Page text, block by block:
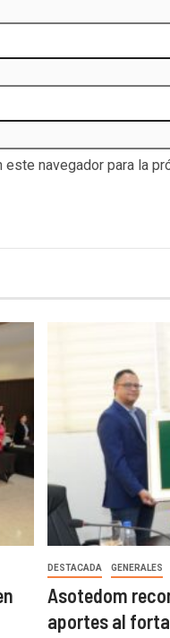
navegador para la
DESTACADA GENERALES
Asotedom
aportes al